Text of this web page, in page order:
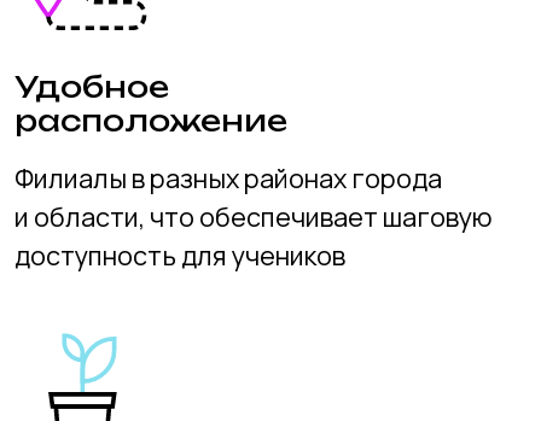
+7 (383) 227-87-08
+7 (383) 299-45-52
2994552@mail.ru